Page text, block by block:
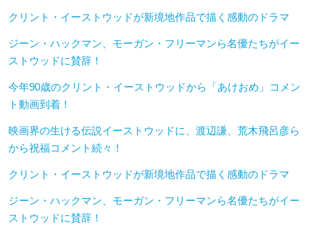
クリント・イーストウッドが新境地作品で描く感動のドラマ
ジーン・ハックマン、モーガン・フリーマンら名優たちがイー
ストウッドに賛辞！
今年90歳のクリント・イーストウッドから「あけおめ」コメン
ト動画到着！
映画界の生ける伝説イーストウッドに、渡辺謙、荒木飛呂彦ら
から祝福コメント続々！
クリント・イーストウッドが新境地作品で描く感動のドラマ
ジーン・ハックマン、モーガン・フリーマンら名優たちがイー
ストウッドに賛辞！